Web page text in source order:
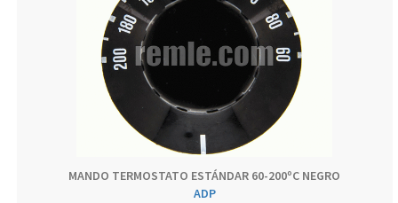
MANDO TERMOSTATO ESTÁNDAR 60-200ºC NEGRO
ADP